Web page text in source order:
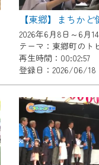
2026年6月8日～6月
テーマ：東郷町のト
再生時間：00:02:57
登録日：2026/06/18
お住まいの地
ウザから、いつ
市町の地域情
加入者様へのサ
用いただくには
入と『CCNetマ
程よろしくお願